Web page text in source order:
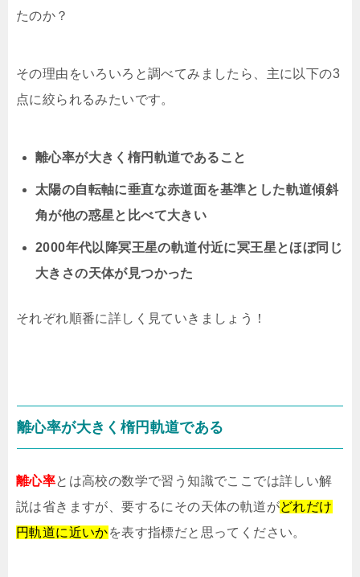
たのか？
その理由をいろいろと調べてみましたら、主に以下の3
点に絞られるみたいです。
離心率が大きく楕円軌道であること
太陽の自転軸に垂直な赤道面を基準とした軌道傾斜
角が他の惑星と比べて大きい
2000年代以降冥王星の軌道付近に冥王星とほぼ同じ
大きさの天体が見つかった
それぞれ順番に詳しく見ていきましょう！
離心率が大きく楕円軌道である
離心率とは高校の数学で習う知識でここでは詳しい解
説は省きますが、要するにその天体の軌道がどれだけ
円軌道に近いかを表す指標だと思ってください。